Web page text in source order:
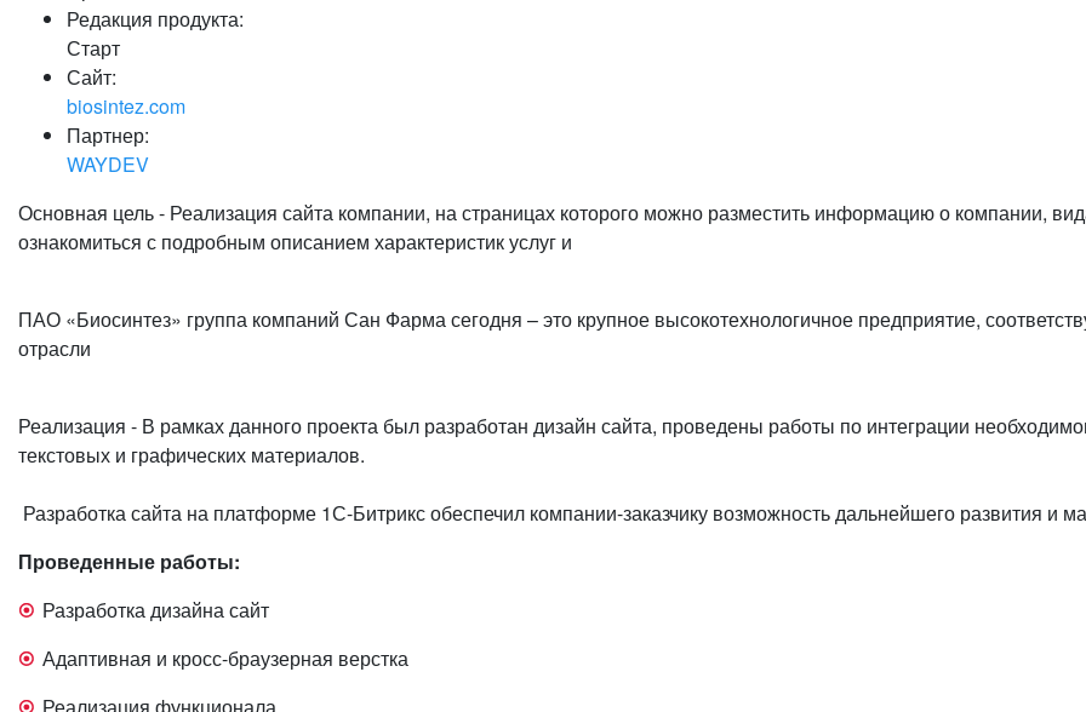
Редакция продукта:
Старт
Сайт:
biosintez.com
Партнер:
WAYDEV
Основная цель - Реализация сайта компании, на страницах которого можно разместить информацию о компании,
ознакомиться с подробным описанием характеристик услуг и
ПАО «Биосинтез» группа компаний Сан Фарма сегодня – это крупное высокотехнологичное предприятие,
отрасли
Реализация - В рамках данного проекта был разработан дизайн сайта, проведены работы по интеграции
текстовых и графических материалов.
Разработка сайта на платформе 1С-Битрикс обеспечил компании-заказчику возможность дальнейшего развития и
Проведенные работы:
Разработка дизайна сайт
Адаптивная и кросс-браузерная верстка